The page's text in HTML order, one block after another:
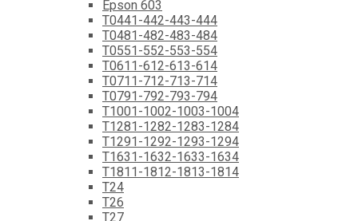
Epson 603
T0441-442-443-444
T0481-482-483-484
T0551-552-553-554
T0611-612-613-614
T0711-712-713-714
T0791-792-793-794
T1001-1002-1003-1004
T1281-1282-1283-1284
T1291-1292-1293-1294
T1631-1632-1633-1634
T1811-1812-1813-1814
T24
T26
T27